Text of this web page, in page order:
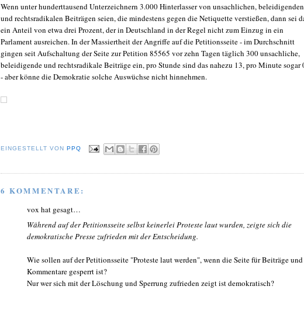
Wenn unter hunderttausend Unterzeichnern 3.000 Hinterlasser von unsachlichen, beleidigenden
und rechtsradikalen Beiträgen seien, die mindestens gegen die Netiquette verstießen, dann sei
ein Anteil von etwa drei Prozent, der in Deutschland in der Regel nicht zum Einzug in ein
Parlament ausreichen. In der Massiertheit der Angriffe auf die Petitionsseite - im Durchschnitt
gingen seit Aufschaltung der Seite zur Petition 85565 vor zehn Tagen täglich 300 unsachliche,
beleidigende und rechtsradikale Beiträge ein, pro Stunde sind das nahezu 13, pro Minute sogar
- aber könne die Demokratie solche Auswüchse nicht hinnehmen.
EINGESTELLT VON PPQ
6 KOMMENTARE:
vox hat gesagt…
Während auf der Petitionsseite selbst keinerlei Proteste laut wurden, zeigte sich die
demokratische Presse zufrieden mit der Entscheidung.
Wie sollen auf der Petitionsseite "Proteste laut werden", wenn die Seite für Beiträge und
Kommentare gesperrt ist?
Nur wer sich mit der Löschung und Sperrung zufrieden zeigt ist demokratisch?